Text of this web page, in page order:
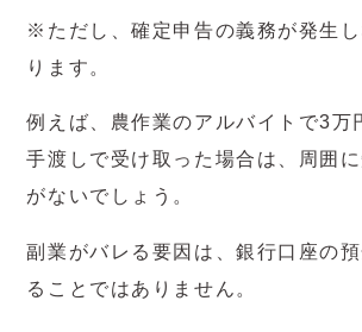
※ただし、確定申告の義務が発生
ります。
例えば、農作業のアルバイトで3万
手渡しで受け取った場合は、周囲
がないでしょう。
副業がバレる要因は、銀行口座の預
ることではありません。